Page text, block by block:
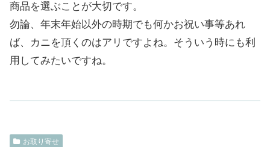
商品を選ぶことが大切です。
勿論、年末年始以外の時期でも何かお祝い事等あれ
ば、カニを頂くのはアリですよね。そういう時にも利
用してみたいですね。
お取り寄せ